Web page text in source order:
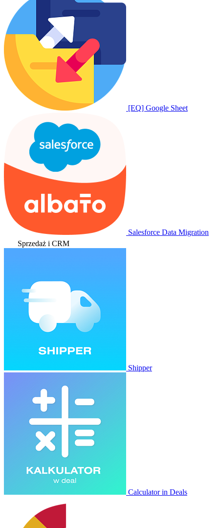
[EQ] Google Sheet
Salesforce Data Migration
Sprzedaż i CRM
Shipper
Calculator in Deals